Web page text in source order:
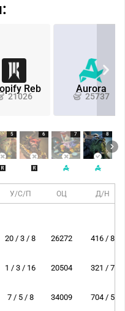
Reb
21026
Aurora
25737
5 6 7 8
У/С/П ОЦ Д/Н
20 / 3 / 8 26272 416 / 8
1 / 3 / 16 20504 321 / 7
7 / 5 / 8 34009 704 / 5